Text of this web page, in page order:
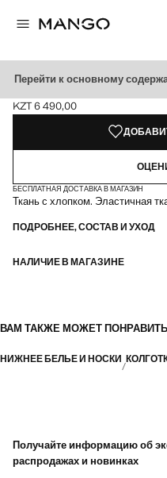
Перейти к основному
КОЛГОТКИ В РУБЧИК
Текущая цена [KZT 6 490,00 ]
KZT 6 490,00
Выберите цвет
Выбранный цвет: Бургундия
БЕСПЛАТНАЯ ДОСТАВКА В МАГАЗИН
Ткань с хлопком. Эластичная
ПОДРОБНЕЕ, СОСТАВ И УХОД
НАЛИЧИЕ В МАГАЗИНЕ
ВАМ ТАКЖЕ МОЖЕТ
НИЖНЕЕ БЕЛЬЕ И НОСКИ
Получайте информацию об
распродажах и новинках